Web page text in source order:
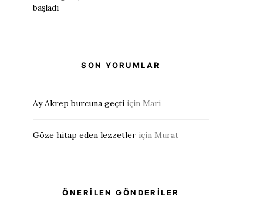
başladı
SON YORUMLAR
Ay Akrep burcuna geçti için Mari
Göze hitap eden lezzetler için Murat
ÖNERİLEN GÖNDERİLER